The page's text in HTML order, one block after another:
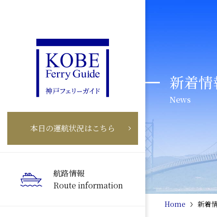
本日の運航状況はこちら
航路情報
Route information
新着
News
Home 新着